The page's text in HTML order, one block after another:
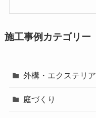
施工事例カテゴリー
外構・エクステリア
庭づくり